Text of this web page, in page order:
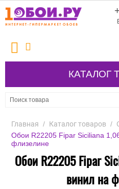
КАТАЛОГ
Главная / Каталог товаров /
Обои R22205 Fipar Siciliana
флизелине
Обои R22205 Fipar
винил на